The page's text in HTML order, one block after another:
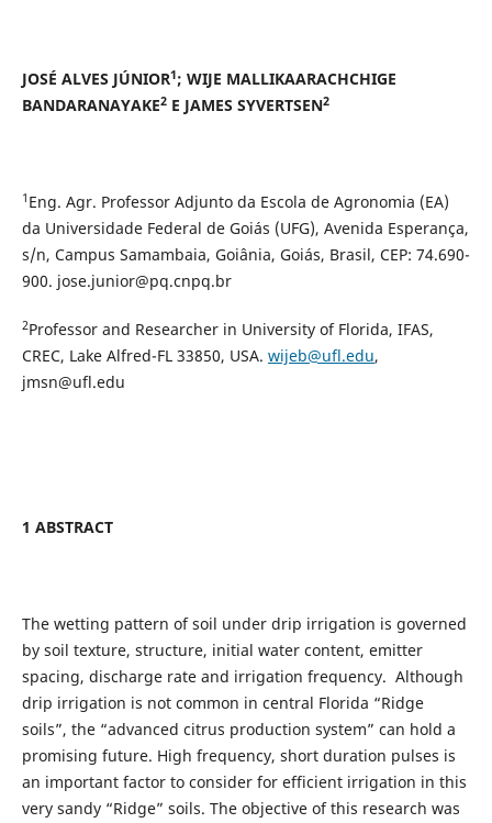
JOSÉ ALVES JÚNIOR1; WIJE MALLIKAARACHCHIGE
BANDARANAYAKE2E JAMES SYVERTSEN2
1 Eng. Agr. Professor Adjunto da Escola de Agronomia (EA)
da Universidade Federal de Goiás (UFG), Avenida Esperança,
s/n, Campus Samambaia, Goiânia, Goiás, Brasil, CEP: 74.690-
900. jose.junior@pq.cnpq.br
2Professor and Researcher in University of Florida, IFAS,
CREC, Lake Alfred-FL 33850, USA. wijeb@ufl.edu,
jmsn@ufl.edu
1 ABSTRACT
The wetting pattern of soil under drip irrigation is governed
by soil texture, structure, initial water content, emitter
spacing, discharge rate and irrigation frequency. Although
drip irrigation is not common in central Florida “Ridge
soils”, the “advanced citrus production system” can hold a
promising future. High frequency, short duration pulses is
an important factor to consider for efficient irrigation in this
very sandy “Ridge” soils. The objective of this research was